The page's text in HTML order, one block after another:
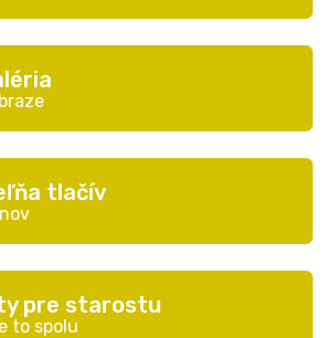
tlačív
pre starostu
to spolu